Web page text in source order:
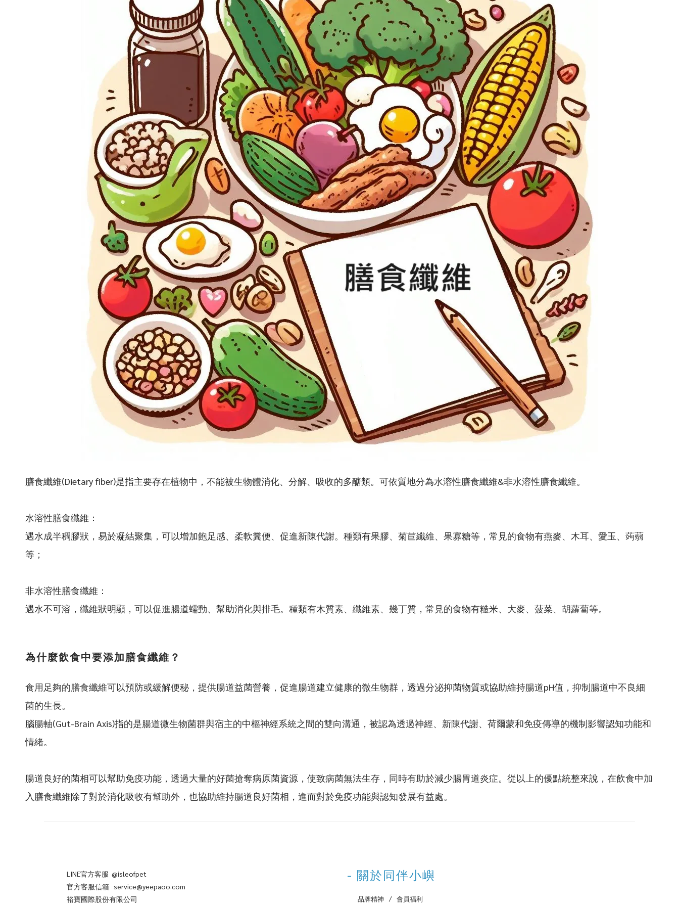
膳食纖維(Dietary fiber)是指主要存在植物中，不能被生物體消化、分解、吸收的多醣類。可依質地分為水溶性膳食纖維&非水溶性膳食纖維。
水溶性膳食纖維：
遇水成半稠膠狀，易於凝結聚集，可以增加飽足感、柔軟糞便、促進新陳代謝。種類有果膠、菊苣纖維、果寡糖等，常見的食物有燕麥、木耳、愛玉、蒟蒻
等；
非水溶性膳食纖維：
遇水不可溶，纖維狀明顯，可以促進腸道蠕動、幫助消化與排毛。種類有木質素、纖維素、幾丁質，常見的食物有糙米、大麥、菠菜、胡蘿蔔等。
為什麼飲食中要添加膳食纖維？
食用足夠的膳食纖維可以預防或緩解便秘，提供腸道益菌營養，促進腸道建立健康的微生物群，透過分泌抑菌物質或協助維持腸道pH值，抑制腸道中不良細
菌的生長。
腦腸軸(Gut-Brain Axis)指的是腸道微生物菌群與宿主的中樞神經系統之間的雙向溝通，被認為透過神經、新陳代謝、荷爾蒙和免疫傳導的機制影響認知功能和
情緒。
腸道良好的菌相可以幫助免疫功能，透過大量的好菌搶奪病原菌資源，使致病菌無法生存，同時有助於減少腸胃道炎症。從以上的優點統整來說，在飲食中加
入膳食纖維除了對於消化吸收有幫助外，也協助維持腸道良好菌相，進而對於免疫功能與認知發展有益處。
LINE官方客服 @isleofpet
官方客服信箱 service@yeepaoo.com
裕寶國際股份有限公司
- 關於同伴小嶼
‌ 品牌精神 ‌ / ‌ 會員福利